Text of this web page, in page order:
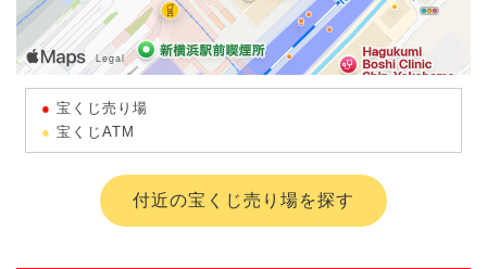
宝くじ売り場
宝くじATM
付近の宝くじ売り場を探す